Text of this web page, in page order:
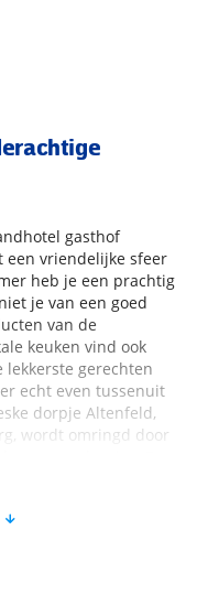
gasthof
een vriendelijke sfeer
heb je een prachtig
je van een goed
van de
keuken vind ook
gerechten
echt even tussenuit
dorpje Altenfeld,
wordt omringd door